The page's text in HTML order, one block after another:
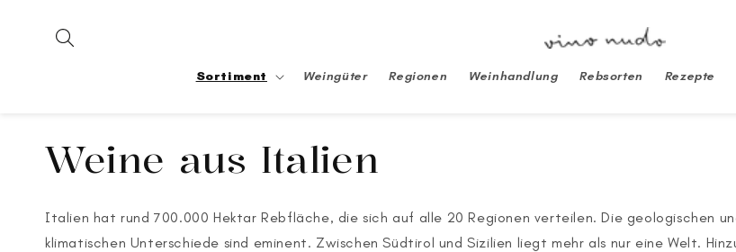
Inhalt
Sortiment Weingüter Regionen Weinhandlung Rebsorten Rezepte
Kategorie:
Weine aus Italien
Italien hat rund 700.000 Hektar Rebfläche, die sich auf alle 20 Regionen verteilen. Die geologischen
klimatischen Unterschiede sind eminent. Zwischen Südtirol und Sizilien liegt mehr als nur eine Welt.